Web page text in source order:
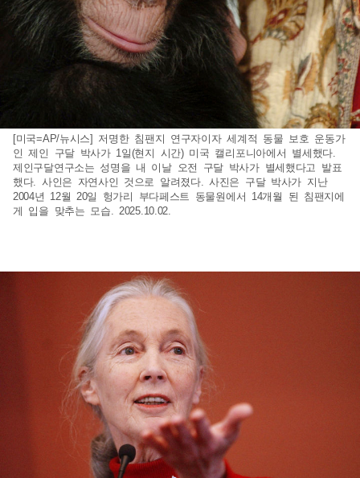
[미국=AP/뉴시스] 저명한 침팬지 연구자이자 세계적 동물 보호 운동가
인 제인 구달 박사가 1일(현지 시간) 미국 캘리포니아에서 별세했다.
제인구달연구소는 성명을 내 이날 오전 구달 박사가 별세했다고 발표
했다. 사인은 자연사인 것으로 알려졌다. 사진은 구달 박사가 지난
2004년 12월 20일 헝가리 부다페스트 동물원에서 14개월 된 침팬지에
게 입을 맞추는 모습. 2025.10.02.